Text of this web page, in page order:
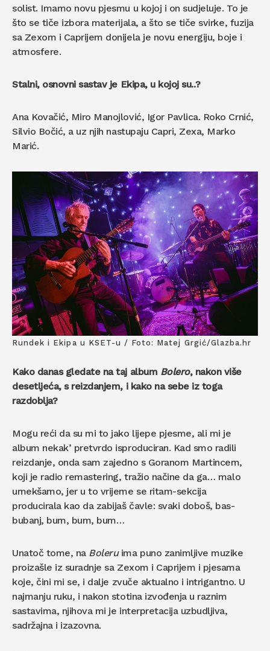
solist. Imamo novu pjesmu u kojoj i on sudjeluje. To je
što se tiče izbora materijala, a što se tiče svirke, fuzija
sa Zexom i Caprijem donijela je novu energiju, boje i
atmosfere.
Stalni, osnovni sastav je Ekipa, u kojoj su..?
Ana Kovačić, Miro Manojlović, Igor Pavlica. Roko Crnić,
Silvio Bočić, a uz njih nastupaju Capri, Zexa, Marko
Marić.
Rundek i Ekipa u KSET-u / Foto: Matej Grgić/Glazba.hr
Kako danas gledate na taj album Bolero, nakon više
desetljeća, s reizdanjem, i kako na sebe iz toga
razdoblja?
Mogu reći da su mi to jako lijepe pjesme, ali mi je
album nekak’ pretvrdo isproduciran. Kad smo radili
reizdanje, onda sam zajedno s Goranom Martincem,
koji je radio remastering, tražio načine da ga… malo
umekšamo, jer u to vrijeme se ritam-sekcija
producirala kao da zabijaš čavle: svaki doboš, bas-
bubanj, bum, bum, bum…
Unatoč tome, na Boleruima puno zanimljive muzike
proizašle iz suradnje sa Zexom i Caprijem i pjesama
koje, čini mi se, i dalje zvuče aktualno i intrigantno. U
najmanju ruku, i nakon stotina izvođenja u raznim
sastavima, njihova mi je interpretacija uzbudljiva,
sadržajna i izazovna.